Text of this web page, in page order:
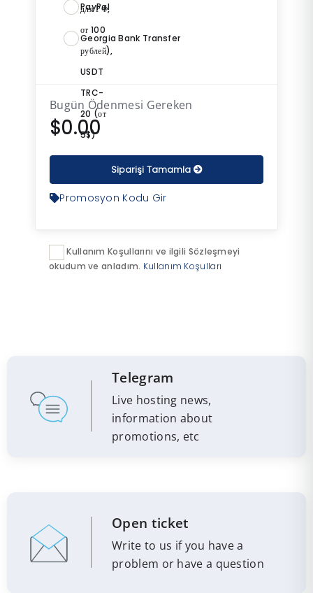
PayPal
Georgia Bank Transfer
Bugün Ödenmesi Gereken
$0.00
Siparişi Tamamla
Promosyon Kodu Gir
Kullanım Koşullarını ve ilgili Sözleşmeyi
okudum ve anladım. Kullanım Koşulları
Telegram
Live hosting news,
information about
promotions, etc
Open ticket
Write to us if you have a
problem or have a question